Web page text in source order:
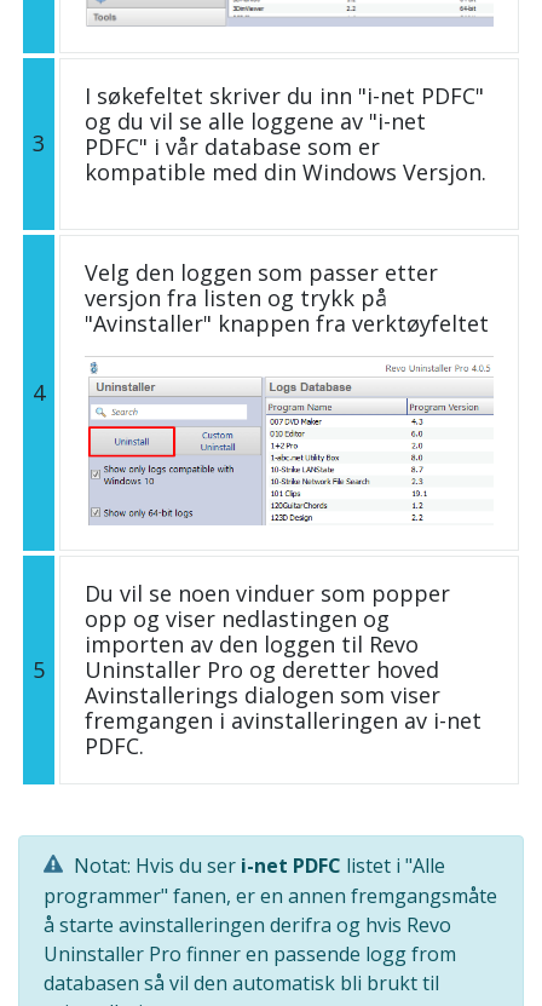
3
I søkefeltet skriver du inn "i-net PDFC"
og du vil se alle loggene av "i-net
PDFC" i vår database som er
kompatible med din Windows Versjon.
4
Velg den loggen som passer etter
versjon fra listen og trykk på
"Avinstaller" knappen fra verktøyfeltet
5
Du vil se noen vinduer som popper
opp og viser nedlastingen og
importen av den loggen til Revo
Uninstaller Pro og deretter hoved
Avinstallerings dialogen som viser
fremgangen i avinstalleringen av i-net
PDFC.
Notat: Hvis du ser i-net PDFC listet i "Alle
programmer" fanen, er en annen fremgangsmåte
å starte avinstalleringen derifra og hvis Revo
Uninstaller Pro finner en passende logg from
databasen så vil den automatisk bli brukt til